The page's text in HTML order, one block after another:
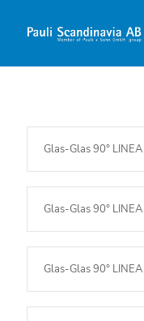
Glas-Glas 90° LINEA
Glas-Glas 90° LINEA
Glas-Glas 90° LINEA